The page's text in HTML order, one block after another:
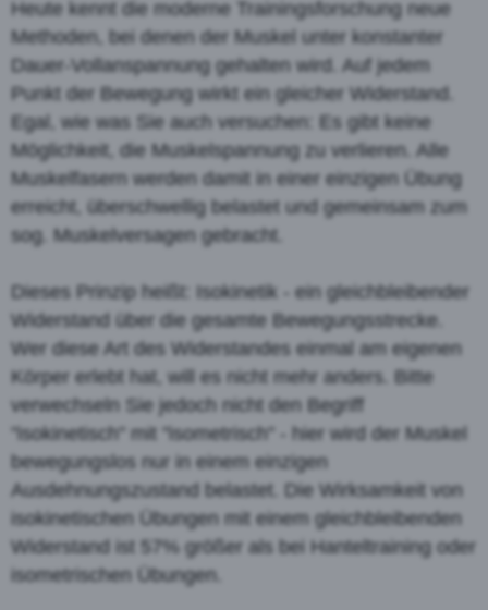
Heute kennt die moderne Trainingsforschung neue
Methoden, bei denen der Muskel unter konstanter
Dauer-Vollanspannung gehalten wird. Auf jedem
Punkt der Bewegung wirkt ein gleicher Widerstand.
Egal, wie was Sie auch versuchen: Es gibt keine
Möglichkeit, die Muskelspannung zu verlieren. Alle
Muskelfasern werden damit in einer einzigen Übung
erreicht, überschwellig belastet und gemeinsam zum
sog. Muskelversagen gebracht.
Dieses Prinzip heißt: Isokinetik - ein gleichbleibender
Widerstand über die gesamte Bewegungsstrecke.
Wer diese Art des Widerstandes einmal am eigenen
Körper erlebt hat, will es nicht mehr anders. Bitte
verwechseln Sie jedoch nicht den Begriff
"isokinetisch" mit "isometrisch" - hier wird der Muskel
bewegungslos nur in einem einzigen
Ausdehnungszustand belastet. Die Wirksamkeit von
isokinetischen Übungen mit einem gleichbleibenden
Widerstand ist 57% größer als bei Hanteltraining oder
isometrischen Übungen.